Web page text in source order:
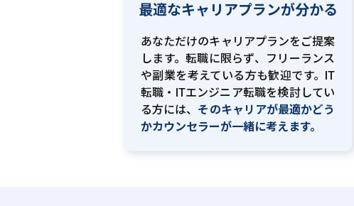
最適なキャリアプランが分かる
あなただけのキャリアプランをご提案
します。転職に限らず、フリーランス
や副業を考えている方も歓迎です。IT
転職・ITエンジニア転職を検討してい
る方には、 そのキャリアが最適かどう
かカウンセラーが一緒に考えます。